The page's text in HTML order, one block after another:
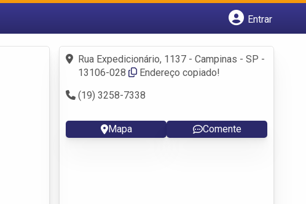
Entrar
Fazer login
Criar conta
Rua Expedicionário, 1137 - Campinas - SP -
13106-028
Endereço copiado!
(19) 3258-7338
Mapa Comente